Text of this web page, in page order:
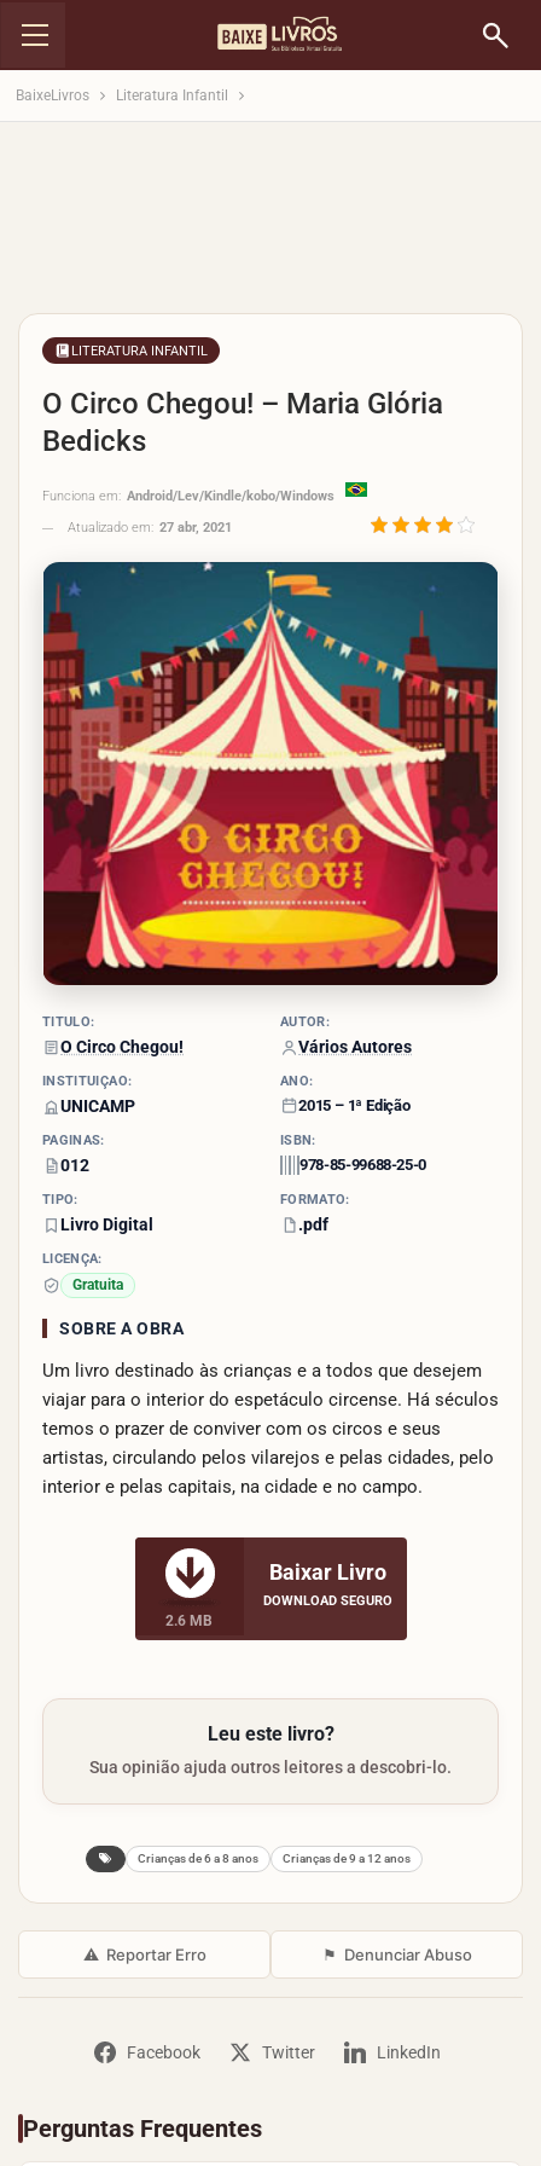
BaixeLivros Literatura Infantil
LITERATURA INFANTIL
O Circo Chegou! – Maria Glória
Bedicks
Funciona em: Android/Lev/Kindle/kobo/Windows
Atualizado em: 27 abr, 2021
TÍTULO:
O Circo Chegou!
AUTOR:
Vários Autores
INSTITUIÇÃO:
UNICAMP
ANO:
2015 – 1ª Edição
PÁGINAS:
012
ISBN:
978-85-99688-25-0
TIPO:
Livro Digital
FORMATO:
.pdf
LICENÇA:
Gratuita
SOBRE A OBRA
Um livro destinado às crianças e a todos que desejem
viajar para o interior do espetáculo circense. Há séculos
temos o prazer de conviver com os circos e seus
artistas, circulando pelos vilarejos e pelas cidades, pelo
interior e pelas capitais, na cidade e no campo.
2.6 MB
Baixar Livro
DOWNLOAD SEGURO
Leu este livro?
Sua opinião ajuda outros leitores a descobri-lo.
Crianças de 6 a 8 anos Crianças de 9 a 12 anos
⚠ Reportar Erro ⚑ Denunciar Abuso
Facebook Twitter LinkedIn
Perguntas Frequentes